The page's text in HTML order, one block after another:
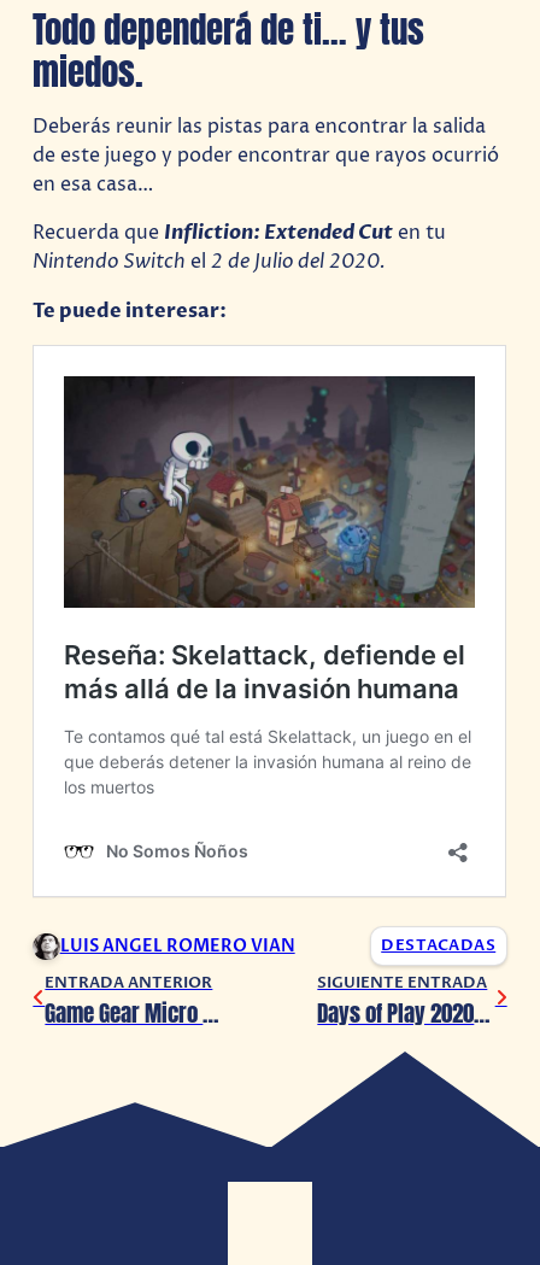
Todo dependerá de ti… y tus
miedos.
Deberás reunir las pistas para encontrar la salida
de este juego y poder encontrar que rayos ocurrió
en esa casa…
Recuerda que Infliction: Extended Cuten tu
Nintendo Switch el 2 de Julio del 2020.
Te puede interesar:
LUIS ANGEL ROMERO VIAN
DESTACADAS
ENTRADA ANTERIOR
Game Gear Micro es anunciado
SIGUIENTE ENTRADA
Days of Play 2020: descuentos y ofertas en latinoamérica